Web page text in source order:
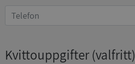
Kvittouppgifter(valfritt)